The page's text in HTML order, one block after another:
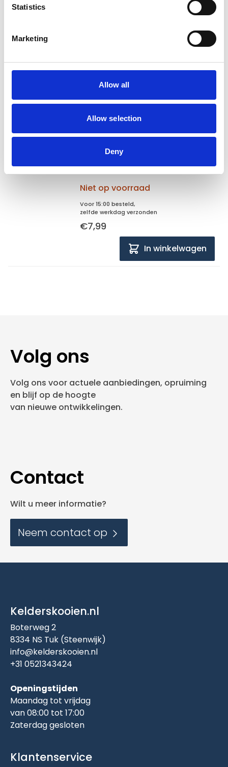
Statistics
Marketing
Allow all
Allow selection
Deny
Verzending €5,95 Nederland
Gerelateerde producten
KLD
Niet op voorraad
Voor 15:00 besteld,
zelfde werkdag verzonden
€7,99
In winkelwagen
Volg ons
Volg ons voor actuele aanbiedingen, opruiming
en blijf op de hoogte
van nieuwe ontwikkelingen.
Contact
Wilt u meer informatie?
Neem contact op
Kelderskooien.nl
Boterweg 2
8334 NS Tuk (Steenwijk)
info@kelderskooien.nl
+31 0521343424
Openingstijden
Maandag tot vrijdag
van 08:00 tot 17:00
Zaterdag gesloten
Klantenservice